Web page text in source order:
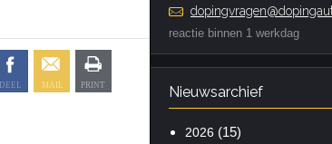
reactie binnen 1 werkdag
Nieuwsarchief
2026 (15)